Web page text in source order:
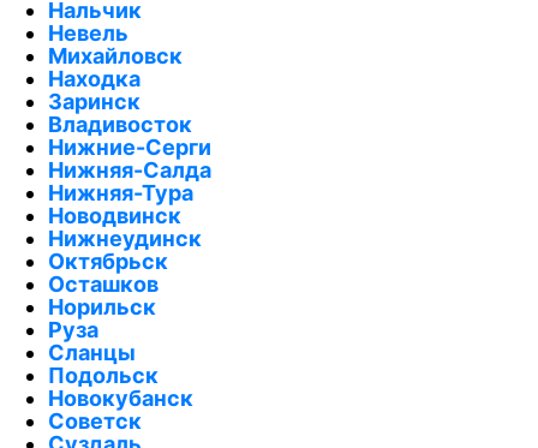
Нальчик
Невель
Михайловск
Находка
Заринск
Владивосток
Нижние-Серги
Нижняя-Салда
Нижняя-Тура
Новодвинск
Нижнеудинск
Октябрьск
Осташков
Норильск
Руза
Сланцы
Подольск
Новокубанск
Советск